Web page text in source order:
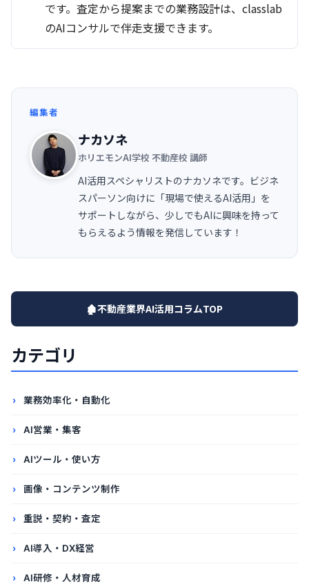
です。査定から提案までの業務設計は、classlab
のAIコンサルで伴走支援できます。
編集者
ナカソネ
ホリエモンAI学校 不動産校 講師
AI活用スペシャリストのナカソネです。ビジネ
スパーソン向けに「現場で使えるAI活用」を
サポートしながら、少しでもAIに興味を持って
もらえるよう情報を発信しています！
🏚️不動産業界AI活用コラムTOP
カテゴリ
業務効率化・自動化
AI営業・集客
AIツール・使い方
画像・コンテンツ制作
重説・契約・査定
AI導入・DX経営
AI研修・人材育成